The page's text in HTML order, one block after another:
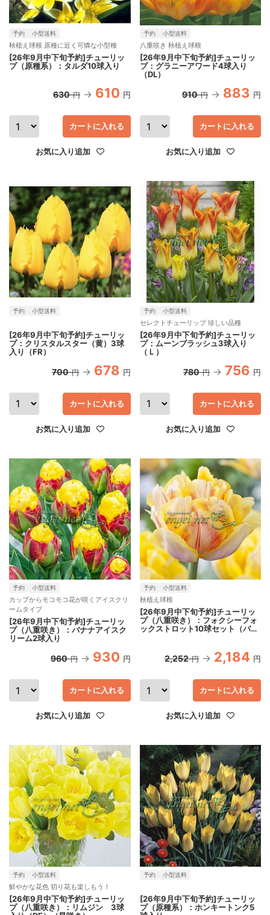
予約 小型送料
秋植え球根 原種に近く可憐な小型種
[26年9月中下旬予約]チューリッ
プ（原種系）：タルダ10球入り
630 円 610 円
お気に入り追加
カートに入れる
予約 小型送料
八重咲き 秋植え球根
[26年9月中下旬予約]チューリッ
プ：グラニーアワード4球入り
（DL）
910 円 883 円
お気に入り追加
カートに入れる
予約 小型送料
[26年9月中下旬予約]チューリッ
プ：クリスタルスター（黄）3球
入り（FR）
700 円 678 円
お気に入り追加
カートに入れる
予約 小型送料
セレクトチューリップ 珍しい品種
[26年9月中下旬予約]チューリッ
プ：ムーンブラッシュ3球入り
（Ｌ）
780 円 756 円
お気に入り追加
カートに入れる
予約 小型送料
カップからモコモコ花が咲くアイスクリ
ームタイプ
[26年9月中下旬予約]チューリッ
プ（八重咲き）：バナナアイスク
リーム2球入り
960 円 930 円
お気に入り追加
カートに入れる
予約 小型送料
秋植え球根
[26年9月中下旬予約]チューリッ
プ（八重咲き）：フォクシーフォ
ックストロット10球セット（バラ
2,252 円 2,184 円
お気に入り追加
カートに入れる
予約 小型送料
鮮やかな花色 切り花も楽しもう！
[26年9月中下旬予約]チューリッ
プ（八重咲き）：リムジン 3球
予約 小型送料
[26年9月中下旬予約]チューリッ
プ（原種系）：ホンキートンク5